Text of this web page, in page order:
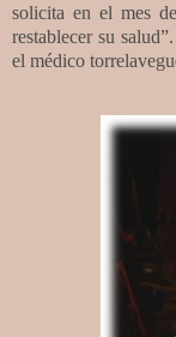
solicita en el mes
restablecer su
el médico